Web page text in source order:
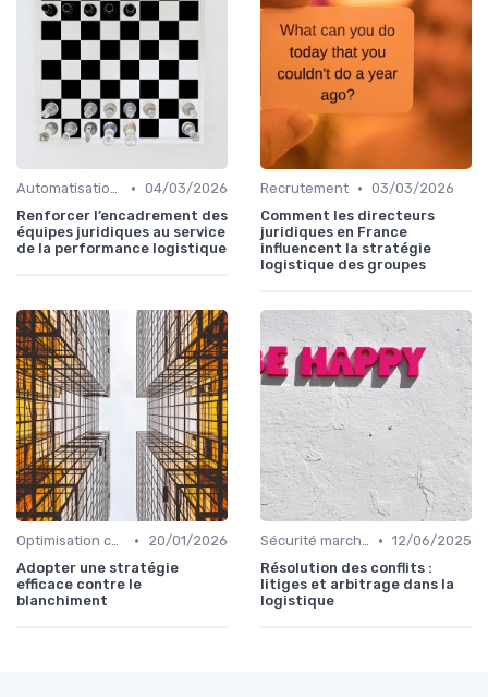
Automatisation processus • 04/03/2026
Renforcer l’encadrement des
équipes juridiques au service
de la performance logistique
Recrutement • 03/03/2026
Comment les directeurs
juridiques en France
influencent la stratégie
logistique des groupes
Optimisation coûts •
20/01/2026
Adopter une stratégie
efficace contre le
blanchiment
Sécurité marchandises • 12/06/2025
Résolution des conflits :
litiges et arbitrage dans la
logistique